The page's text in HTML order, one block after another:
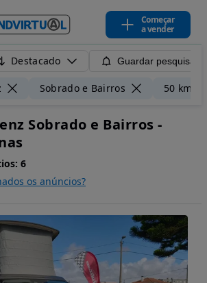
Começar
a vender
Destacado Guardar pesquisa
Sobrado e Bairros 50 km
Sobrado e Bairros -
6
os anúncios?